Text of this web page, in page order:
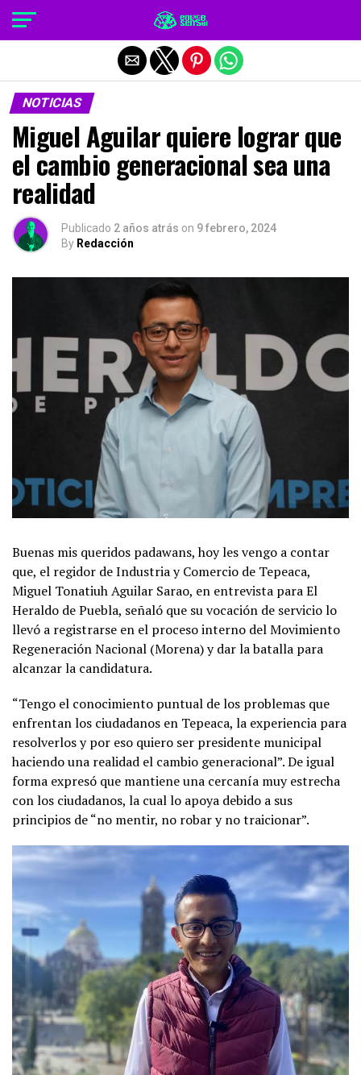
NOTICIAS
Miguel Aguilar quiere lograr que
el cambio generacional sea una
realidad
Publicado 2 años atrás on 9 febrero, 2024
By Redacción
Buenas mis queridos padawans, hoy les vengo a contar
que, el regidor de Industria y Comercio de Tepeaca,
Miguel Tonatiuh Aguilar Sarao, en entrevista para El
Heraldo de Puebla, señaló que su vocación de servicio lo
llevó a registrarse en el proceso interno del Movimiento
Regeneración Nacional (Morena) y dar la batalla para
alcanzar la candidatura.
“Tengo el conocimiento puntual de los problemas que
enfrentan los ciudadanos en Tepeaca, la experiencia para
resolverlos y por eso quiero ser presidente municipal
haciendo una realidad el cambio generacional”. De igual
forma expresó que mantiene una cercanía muy estrecha
con los ciudadanos, la cual lo apoya debido a sus
principios de “no mentir, no robar y no traicionar”.
Salir de la versión móvil